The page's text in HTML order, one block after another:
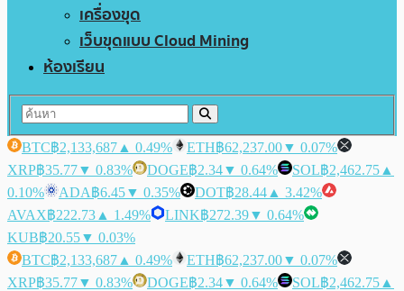
เครื่องขุด
เว็บขุดแบบ Cloud Mining
ห้องเรียน
BTC฿2,133,687 ▲ 0.49% ETH฿62,237.00▼ 0.07%
XRP฿35.77▼ 0.83% DOGE฿2.34▼ 0.64% SOL฿2,462.75 ▲
0.10%
ADA฿6.45▼ 0.35% DOT฿28.44 ▲ 3.42%
AVAX฿222.73 ▲ 1.49% LINK฿272.39▼ 0.64%
KUB฿20.55▼ 0.03%
BTC฿2,133,687 ▲ 0.49% ETH฿62,237.00▼ 0.07%
XRP฿35.77▼ 0.83% DOGE฿2.34▼ 0.64% SOL฿2,462.75 ▲